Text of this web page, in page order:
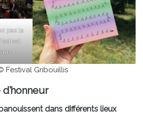
pas la
!
Festival Gribouillis
dans différents lieux